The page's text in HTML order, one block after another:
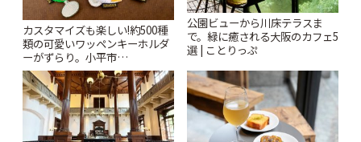
カスタマイズも楽しい!約500種
類の可愛いワッペンキーホルダ
ーがずらり。小平市
「Kimamaya T&K」 | ことりっ
ぷ
公園ビューから川床テラスま
で。緑に癒される大阪のカフェ5
選 | ことりっぷ